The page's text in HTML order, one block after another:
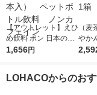
【アウトレット】えひ
め飲料 ポン 日本の麦
茶 600ml 1箱（2
ン
1,656円
（
やか
健美
LOHACOからのお